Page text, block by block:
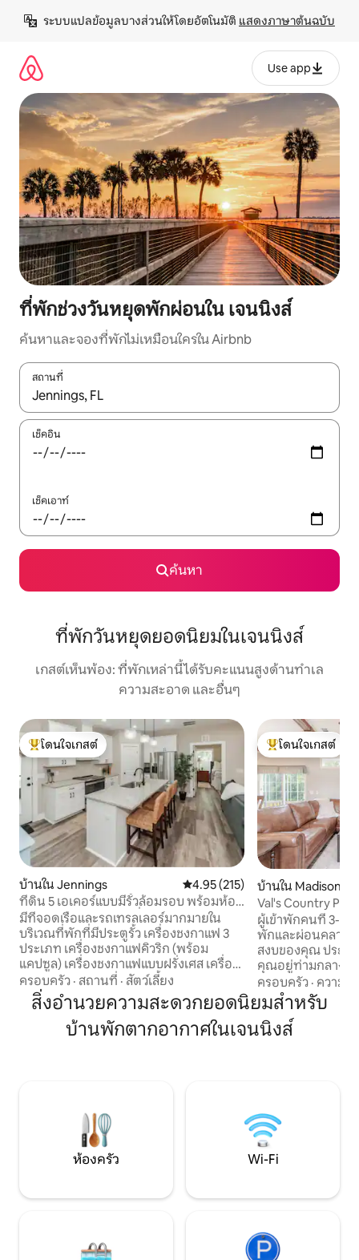
เนื้อหา
ระบบแปลข้อมูลบางส่วนให้โดยอัตโนมัติ แสดงภาษาต้นฉบับ
Use app
ที่พักช่วงวันหยุดพักผ่อนใน เจนนิงส์
ค้นหาและจองที่พักไม่เหมือนใครใน Airbnb
สถานที่
ใช้ลูกศรขึ้นลง หรือใช้การสัมผัสหรือปัด เพื่อสำรวจผลการค้นหา
เช็คอิน
เช็คเอาท์
ค้นหา
ที่พักวันหยุดยอดนิยมในเจนนิงส์
เกสต์เห็นพ้อง: ที่พักเหล่านี้ได้รับคะแนนสูงด้านทำเล
ความสะอาด และอื่นๆ
โดนใจเกสต์ที่สุด
โดนใจเกสต์
บ้านใน Jennings คะแนนเฉลี่ย 4.95 จาก 5, 215 รีวิว
4.95 (215)
ที่ดิน 5 เอเคอร์แบบมีรั้วล้อมรอบ พร้อมห้อง
ออกกำลังกาย ทีวี 5 เครื่อง เตียงคิงไซส์
มีที่จอดเรือและรถเทรลเลอร์มากมายใน
บริเวณที่พักที่มีประตูรั้ว เครื่องชงกาแฟ 3
ประเภท เครื่องชงกาแฟคิวริก (พร้อม
แคปซูล) เครื่องชงกาแฟแบบฝรั่งเศส เครื่อง
ชงกาแฟแบบหยด เงียบสงบ สันโดด บ้าน
ใหม่สร้างตามสั่ง บนพื้นที่ 5+ เอเคอร์ 6-7
นาทีจาก I75 ผ่อนคลายในที่พักที่เงียบสงบ
และมีสไตล์ การใช้ชีวิตแบบชนบทที่เงียบสงบ
ผสานกับความหรูหราและสไตล์ ความสนุก
รอสโรดส์เมโทรเพล็กซ์ 7. The Florida
HikingTrail และอื่นๆอีกมากมาย...
ครอบครัว · สถานที่ · สัตว์เลี้ยง
โดนใจเกสต์ที่สุด
โดนใจเกสต์
บ้านใน Madison
Val's Country
ผู้เข้าพักคนที่ 3-4 เพี
พักและผ่อนคลาย
สงบของคุณ ประสบการณ์ที่ยอดเยี่ยมรอ
คุณอยู่ท่ามกลางฟ
เงียบสงบ เพลิดเพลินกับต้นพีแคนในสวน
และอุทยานแห่งรัฐ
เคียง เมดิสันมีร้าน
ค้าที่มีเอกลักษณ์มากมาย ค้น
ดวงดาวอันงดงาม
ค่ำคืน ขอให้มีความ
ครอบครัว · ความคุ้
สิ่งอำนวยความสะดวกยอดนิยมสำหรับ
บ้านพักตากอากาศในเจนนิงส์
ห้องครัว Wi-Fi